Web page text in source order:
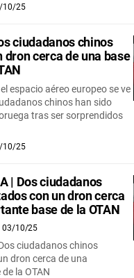
10/25
ciudadanos chinos
dron cerca de una base
espacio aéreo europeo se ve
chinos han sido
tras ser sorprendidos
10/25
| Dos ciudadanos
con un dron cerca
base de la OTAN
03/10/25
ciudadanos chinos
dron cerca de una
la OTAN